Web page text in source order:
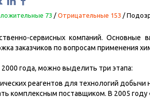
73 / Отрицательные 153 /
сервисных компаний.
заказчиков по вопросам применения
года, можно выделить три этапа:
реагентов для технологий
комплексным поставщиком. В 2005